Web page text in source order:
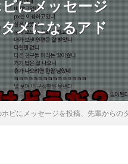
にメッセージ
メになるアド
ビにメッセージを投稿、先輩からの